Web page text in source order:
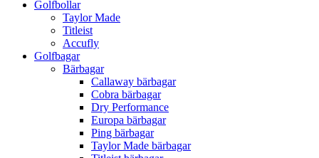
Golfbollar
Taylor Made
Titleist
Accufly
Golfbagar
Bärbagar
Callaway bärbagar
Cobra bärbagar
Dry Performance
Europa bärbagar
Ping bärbagar
Taylor Made bärbagar